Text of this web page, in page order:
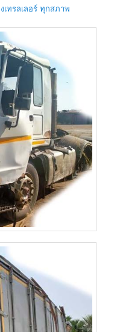
ทรลเลอร์ ทุกสภาพ